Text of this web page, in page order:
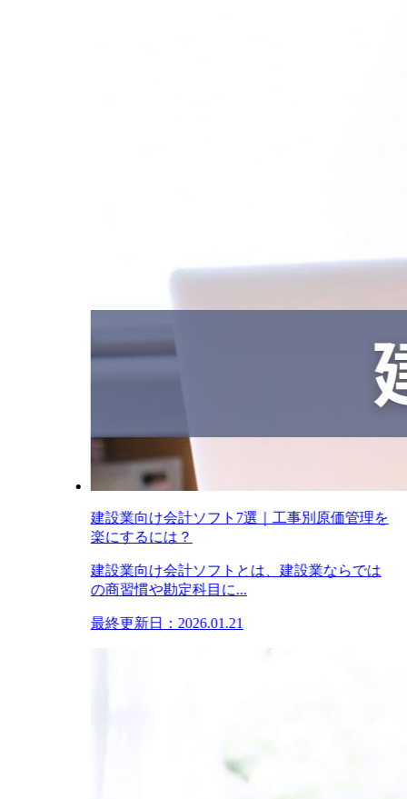
建設業向け会計ソフト7選｜工事別原価管理を
楽にするには？
建設業向け会計ソフトとは、建設業ならでは
の商習慣や勘定科目に...
最終更新日：2026.01.21